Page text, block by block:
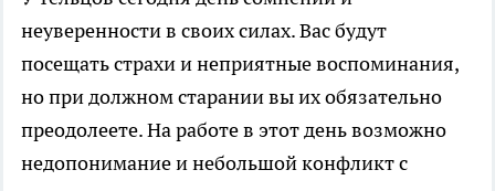
неуверенности в своих силах. Вас будут
посещать страхи и неприятные воспоминания,
но при должном старании вы их обязательно
преодолеете. На работе в этот день возможно
недопонимание и небольшой конфликт с